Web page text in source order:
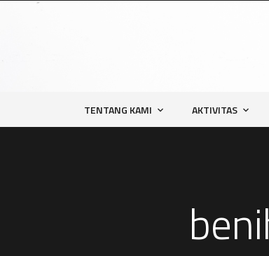
TENTANG KAMI AKTIVITAS